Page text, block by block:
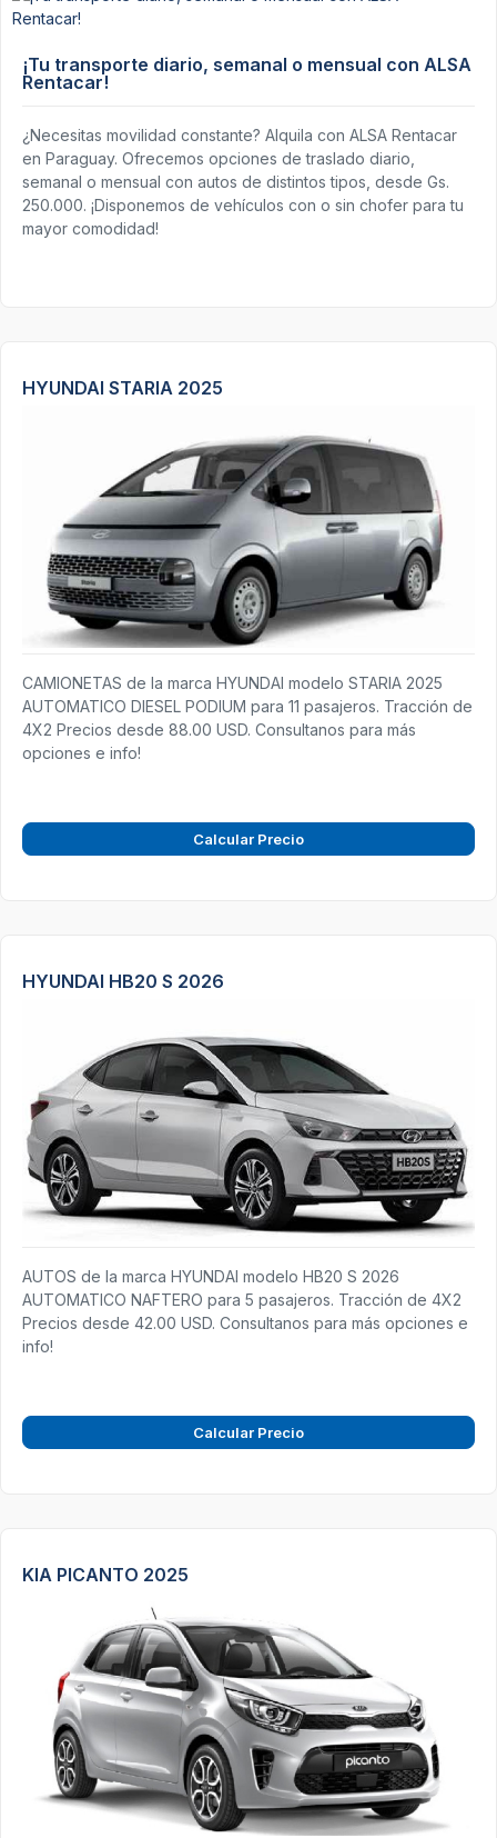
¡Tu transporte diario, semanal o mensual con ALSA
Rentacar!
¿Necesitas movilidad constante? Alquila con ALSA Rentacar
en Paraguay. Ofrecemos opciones de traslado diario,
semanal o mensual con autos de distintos tipos, desde Gs.
250.000. ¡Disponemos de vehículos con o sin chofer para tu
mayor comodidad!
HYUNDAI STARIA 2025
CAMIONETAS de la marca HYUNDAI modelo STARIA 2025
AUTOMATICO DIESEL PODIUM para 11 pasajeros. Tracción de
4X2 Precios desde 88.00 USD. Consultanos para más
opciones e info!
Calcular Precio
HYUNDAI HB20 S 2026
AUTOS de la marca HYUNDAI modelo HB20 S 2026
AUTOMATICO NAFTERO para 5 pasajeros. Tracción de 4X2
Precios desde 42.00 USD. Consultanos para más opciones e
info!
Calcular Precio
KIA PICANTO 2025